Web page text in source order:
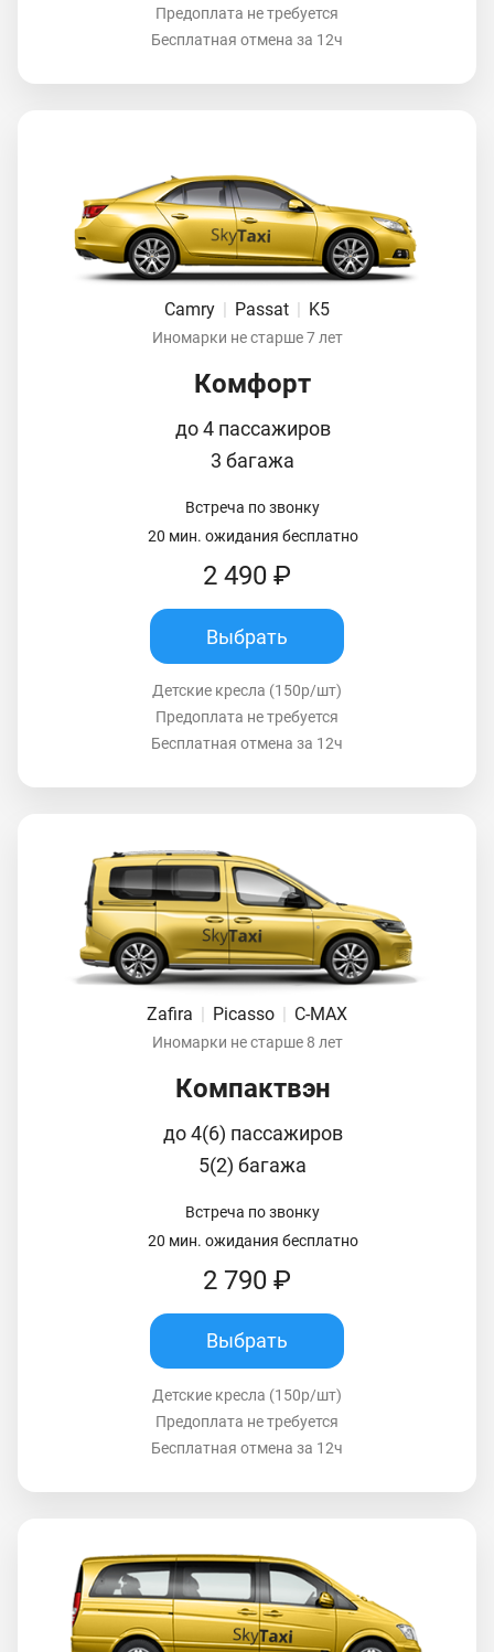
Предоплата не требуется
Бесплатная отмена за 12ч
Camry Passat K5
Иномарки не старше 7 лет
Комфорт
до 4 пассажиров
3 багажа
Встреча по звонку
20 мин. ожидания бесплатно
2 490 ₽
Выбрать
Детские кресла (150р/шт)
Предоплата не требуется
Бесплатная отмена за 12ч
Zafira | Picasso | C-MAX
Иномарки не старше 8 лет
Компактвэн
до 4(6) пассажиров
5(2) багажа
Встреча по звонку
20 мин. ожидания бесплатно
2 790 ₽
Выбрать
Детские кресла (150р/шт)
Предоплата не требуется
Бесплатная отмена за 12ч